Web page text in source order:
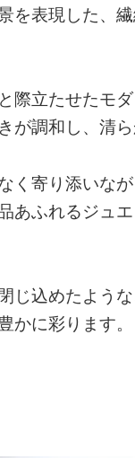
を表現した、
際立たせたモ
が調和し、清
く寄り添いな
あふれるジュエ
じ込めたよう
かに彩ります。